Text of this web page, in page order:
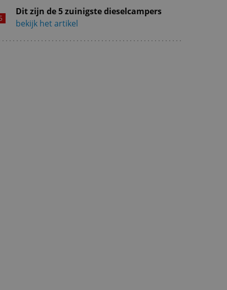
Dit zijn de 5 zuinigste dieselcampers
bekijk het artikel